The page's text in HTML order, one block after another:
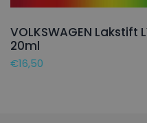
VOLKSWAGEN Lakstift
20ml
€16,50